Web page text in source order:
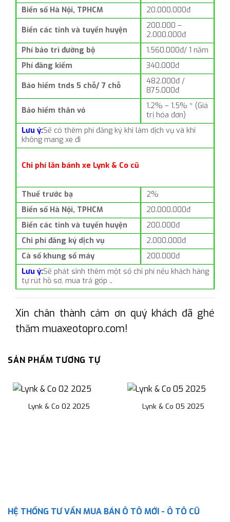
Biển số Hà Nội, TPHCM 20.000.000đ
Biển các tỉnh và tuyến huyện
200.000 –
2.000.000đ
Phí bảo trì đường bộ
1.560.000đ/ 1 năm
Phí đăng kiểm
340.000đ
Bảo hiểm tnds 5 chỗ/ 7 chỗ
482.000đ /
875.000đ
Bảo hiểm thân vỏ
1.2% – 1.5% * (Giá
trị hóa đơn)
Lưu ý:Sẽ có thêm phí đăng ký khi làm dịch vụ và khi
không mang xe đi
Chi phí lăn bánh xe Lynk & Co cũ
Thuế trước bạ
2%
Biển số Hà Nội, TPHCM
20.000.000đ
Biển các tỉnh và tuyến huyện
200.000đ
Chi phí đăng ký dịch vụ
2.000.000đ
Cà số khung số máy
200.000đ
Lưu ý:Sẽ phát sinh thêm một số chi phí nếu khách hàng
tự rút hồ sơ, mua trả góp ..
Xin chân thành cảm ơn quý khách đã ghé
thăm muaxeotopro.com!
SẢN PHẨM TƯƠNG TỰ
Lynk & Co 02 2025 Lynk & Co 05 2025
HỆ THỐNG TƯ VẤN MUA BÁN Ô TÔ MỚI - Ô TÔ CŨ